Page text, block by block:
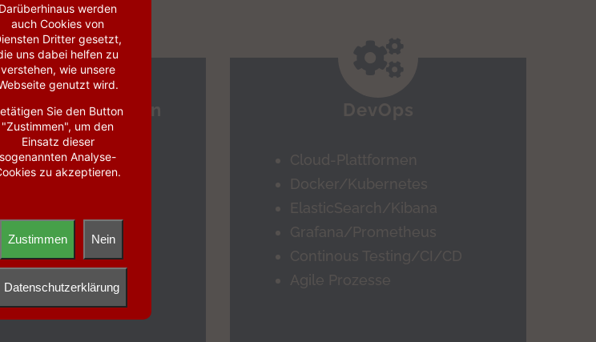
SASE
Networks
& Campus 5G
Security
& SIP-Architekturen
DevOps
Cloud-Plattformen
Docker/Kubernetes
ElasticSearch/Kibana
Grafana/Prometheus
Continous Testing/CI/CD
Agile Prozesse
Darüberhinaus werden
auch Cookies von
Dritter gesetzt,
uns dabei helfen zu
verstehen, wie unsere
genutzt wird.
Sie den Button
"Zustimmen", um den
Einsatz dieser
sogenannten Analyse-
zu akzeptieren.
Zustimmen Nein
Datenschutzerklärung